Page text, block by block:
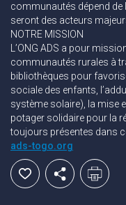
communautés dépend de
seront des acteurs
NOTRE MISSION
L’ONG ADS a pour
communautés rurales à
bibliothèques pour
sociale des enfants,
système solaire), la mise
potager solidaire pour la
toujours présentes dans
ads-togo.org